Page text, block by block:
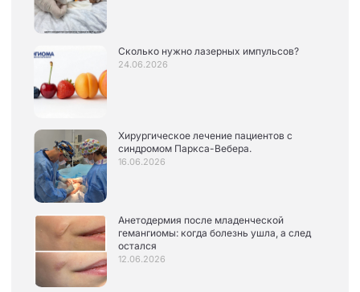
Сколько нужно лазерных импульсов?
24.06.2026
Хирургическое лечение пациентов с
синдромом Паркса-Вебера.
16.06.2026
Анетодермия после младенческой
гемангиомы: когда болезнь ушла, а след
остался
12.06.2026